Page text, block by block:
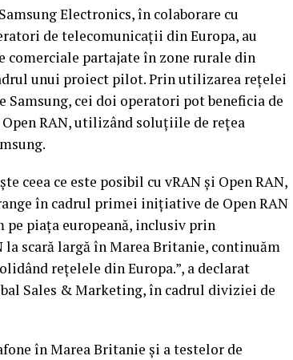
Electronics, în colaborare cu
de telecomunicații din Europa, au
comerciale partajate în zone rurale din
unui proiect pilot. Prin utilizarea rețelei
cei doi operatori pot beneficia de
RAN, utilizând soluțiile de rețea
ceea ce este posibil cu vRAN și Open RAN,
în cadrul primei inițiative de Open RAN
pe piața europeană, inclusiv prin
scară largă în Marea Britanie, continuăm
rețelele din Europa.”, a declarat
Sales & Marketing, în cadrul diviziei de
în Marea Britanie și a testelor de